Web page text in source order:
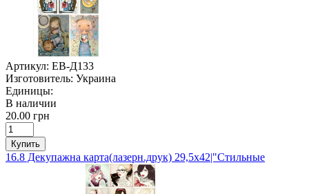
Артикул: ЕВ-Д133
Изготовитель: Украина
Единицы:
В наличии
20.00 грн
Купить
16.8 Декупажна карта(лазерн.друк) 29,5х42|"Стильные